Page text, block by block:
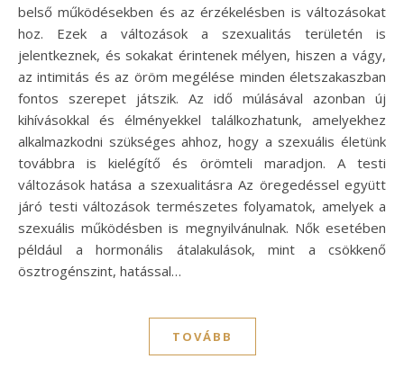
belső működésekben és az érzékelésben is változásokat
hoz. Ezek a változások a szexualitás területén is
jelentkeznek, és sokakat érintenek mélyen, hiszen a vágy,
az intimitás és az öröm megélése minden életszakaszban
fontos szerepet játszik. Az idő múlásával azonban új
kihívásokkal és élményekkel találkozhatunk, amelyekhez
alkalmazkodni szükséges ahhoz, hogy a szexuális életünk
továbbra is kielégítő és örömteli maradjon. A testi
változások hatása a szexualitásra Az öregedéssel együtt
járó testi változások természetes folyamatok, amelyek a
szexuális működésben is megnyilvánulnak. Nők esetében
például a hormonális átalakulások, mint a csökkenő
ösztrogénszint, hatással…
TOVÁBB